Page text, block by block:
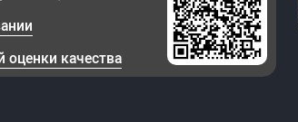
оценки качества